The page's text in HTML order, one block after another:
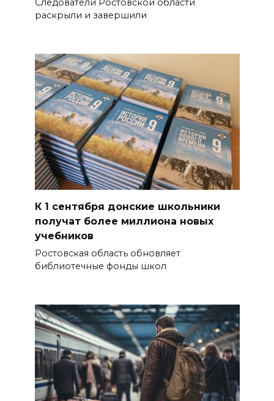
Следователи Ростовской области
раскрыли и завершили
К 1 сентября донские школьники
получат более миллиона новых
учебников
Ростовская область обновляет
библиотечные фонды школ